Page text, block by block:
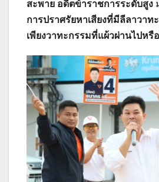
สะพาย อดีตข้าราชการระดับสูง
การปราศรัยหาเสียงที่มีลีลาวาท
เพียงวาทะกรรมที่แผ้วผ่านไปหรื